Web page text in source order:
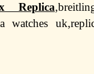
Replica
watches